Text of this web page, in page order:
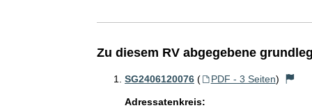
Zu diesem RV abgegebene
SG2406120076 ( PDF - 3 Seiten)
Adressatenkreis: